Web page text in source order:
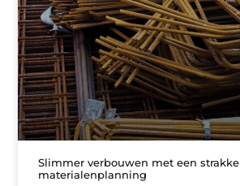
Slimmer verbouwen met een strakke
materialenplanning